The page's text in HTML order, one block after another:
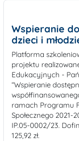
Wspieranie
dzieci i
Platforma
projektu
Edukacyjnych -
“Wspieranie
ramach Programu
Społecznego 2021-
IP.05-0002/23.
125,92 zł.